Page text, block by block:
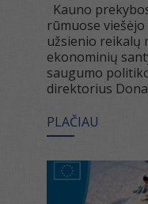
Kauno
rūmuose
užsienio reikalų
ekonominių
saugumo
direktorius
PLAČIAU